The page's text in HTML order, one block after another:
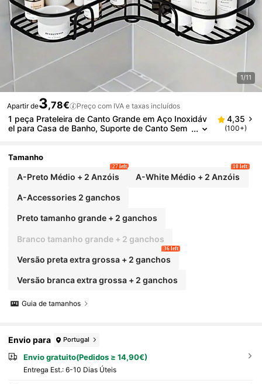
1/11
Apartir de3,78€ Preço com IVA e taxas incluídos
1 peça Prateleira de Canto Grande em Aço Inoxidáv
el para Casa de Banho, Suporte de Canto Sem
Adequado para Casa de Banho, Cozinha e Dormitóri
o, Poupa Espaço, Prateleira de Armário de Arrumaç
ão Exterior, Suporte de Arrumação para Cosméticos
4,35
(100+)
Tamanho
A-Preto Médio + 2 Anzóis
27 left
A-White Médio + 2 Anzóis
10 left
A-Accessories 2 ganchos
Preto tamanho grande + 2 ganchos
Branco tamanho grande + 2 ganchos
Versão preta extra grossa + 2 ganchos
36 left
Versão branca extra grossa + 2 ganchos
Guia de tamanhos
Envio para Portugal
Envio gratuito(Pedidos ≥ 14,90€)
Entrega Est.: 6-10 Dias Úteis